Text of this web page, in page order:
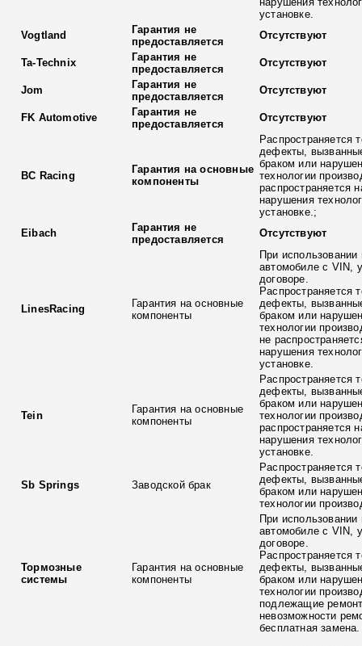
установке.
Vogtland
Гарантия не
предоставляется
Отсутствуют
Ta-Technix
Гарантия не
предоставляется
Отсутствуют
Jom
Гарантия не
предоставляется
Отсутствуют
FK Automotive
Гарантия не
предоставляется
Отсутствуют
BC Racing
Гарантия на основные
компоненты
Распространяется
дефекты,
браком или
технологии
распространяется
нарушения
установке.;
Eibach
Гарантия не
предоставляется
Отсутствуют
LinesRacing
Гарантия на основные
компоненты
При использовании
автомобиле с VIN,
договоре.
Распространяется
дефекты,
браком или
технологии
не
нарушения
установке.
Tein
Гарантия на основные
компоненты
Распространяется
дефекты,
браком или
технологии
распространяется
нарушения
установке.
Sb Springs Заводской брак
Распространяется
дефекты,
браком или
технологии
Тормозные
системы
Гарантия на основные
компоненты
При использовании
автомобиле с VIN,
договоре.
Распространяется
дефекты,
браком или
технологии
подлежащие
невозможности
бесплатная замена.